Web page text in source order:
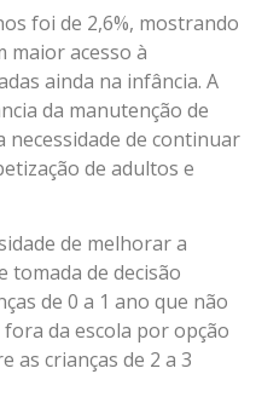
foi de 2,6%, mostrando
maior acesso à
ainda na infância. A
da manutenção de
necessidade de continuar
de adultos e
de melhorar a
tomada de decisão
de 0 a 1 ano que não
da escola por opção
as crianças de 2 a 3